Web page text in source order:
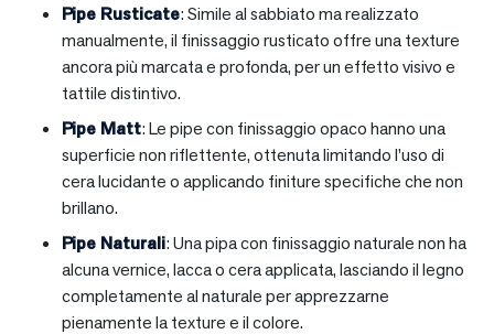
Pipe Rusticate: Simile al sabbiato ma realizzato
manualmente, il finissaggio rusticato offre una texture
ancora più marcata e profonda, per un effetto visivo e
tattile distintivo.
Pipe Matt: Le pipe con finissaggio opaco hanno una
superficie non riflettente, ottenuta limitando l’uso di
cera lucidante o applicando finiture specifiche che non
brillano.
Pipe Naturali: Una pipa con finissaggio naturale non ha
alcuna vernice, lacca o cera applicata, lasciando il legno
completamente al naturale per apprezzarne
pienamente la texture e il colore.